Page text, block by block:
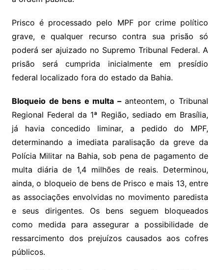
Prisco é processado pelo MPF por crime político
grave, e qualquer recurso contra sua prisão só
poderá ser ajuizado no Supremo Tribunal Federal. A
prisão será cumprida inicialmente em presídio
federal localizado fora do estado da Bahia.
Bloqueio de bens e multa – anteontem, o Tribunal
Regional Federal da 1ª Região, sediado em Brasília,
já havia concedido liminar, a pedido do MPF,
determinando a imediata paralisação da greve da
Polícia Militar na Bahia, sob pena de pagamento de
multa diária de 1,4 milhões de reais. Determinou,
ainda, o bloqueio de bens de Prisco e mais 13, entre
as associações envolvidas no movimento paredista
e seus dirigentes. Os bens seguem bloqueados
como medida para assegurar a possibilidade de
ressarcimento dos prejuízos causados aos cofres
públicos.